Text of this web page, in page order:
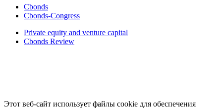
Cbonds
Cbonds-Congress
Private equity and venture capital
Cbonds Review
Этот веб-сайт использует файлы cookie для обеспечения